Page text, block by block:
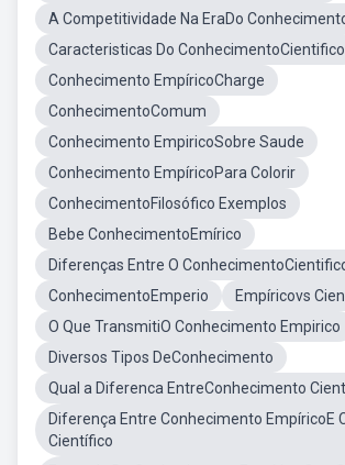
A Competitividade Na EraDo
Caracteristicas Do ConhecimentoCientifico
Conhecimento EmpíricoCharge
ConhecimentoComum
Conhecimento EmpiricoSobre Saude
Conhecimento EmpíricoPara Colorir
ConhecimentoFilosófico Exemplos
Bebe ConhecimentoEmírico
Diferenças Entre O
ConhecimentoEmperio
Empíricovs
O Que TransmitiO Conhecimento Empirico
Diversos Tipos DeConhecimento
Qual a Diferenca EntreConhecimento
Diferença Entre Conhecimento EmpíricoE
Científico